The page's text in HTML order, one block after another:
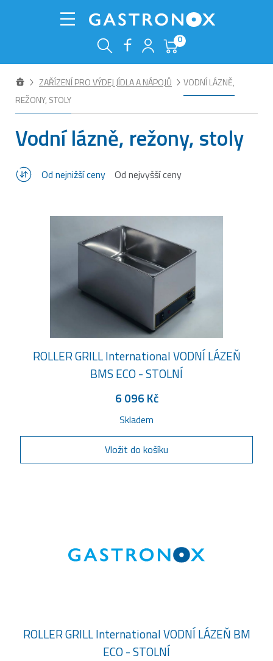
0
ZAŘÍZENÍ PRO VÝDEJ JÍDLA A NÁPOJŮ
VODNÍ LÁZNĚ,
REŽONY, STOLY
Vodní lázně, režony, stoly
Od nejnižší ceny Od nejvyšší ceny
ROLLER GRILL International VODNÍ LÁZEŇ
BMS ECO - STOLNÍ
6 096 Kč
Skladem
Vložit do košíku
ROLLER GRILL International VODNÍ LÁZEŇ BM
ECO - STOLNÍ